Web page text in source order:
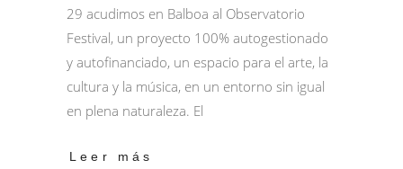
29 acudimos en Balboa al Observatorio
Festival, un proyecto 100% autogestionado
y autofinanciado, un espacio para el arte, la
cultura y la música, en un entorno sin igual
en plena naturaleza. El
Leer más